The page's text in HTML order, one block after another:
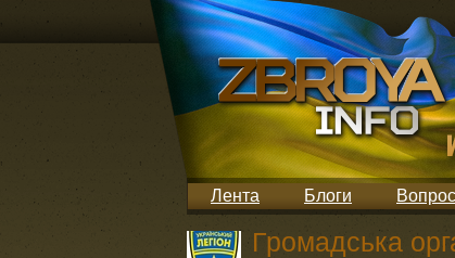
Лента Блоги
Громадська